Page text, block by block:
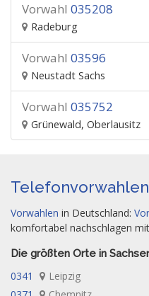
Vorwahl 035208
Radeburg
Vorwahl 03596
Neustadt Sachs
Vorwahl 035752
Grünewald, Oberlausitz
Telefonvorwahlen
Vorwahlen in Deutschland:
komfortabel nachschlagen
Die größten Orte in
0341 Leipzig